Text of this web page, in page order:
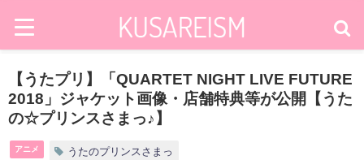
【うたプリ】「QUARTET NIGHT LIVE FUTURE
2018」ジャケット画像・店舗特典等が公開【うた
の☆プリンスさまっ♪】
アニメ うたのプリンスさまっ